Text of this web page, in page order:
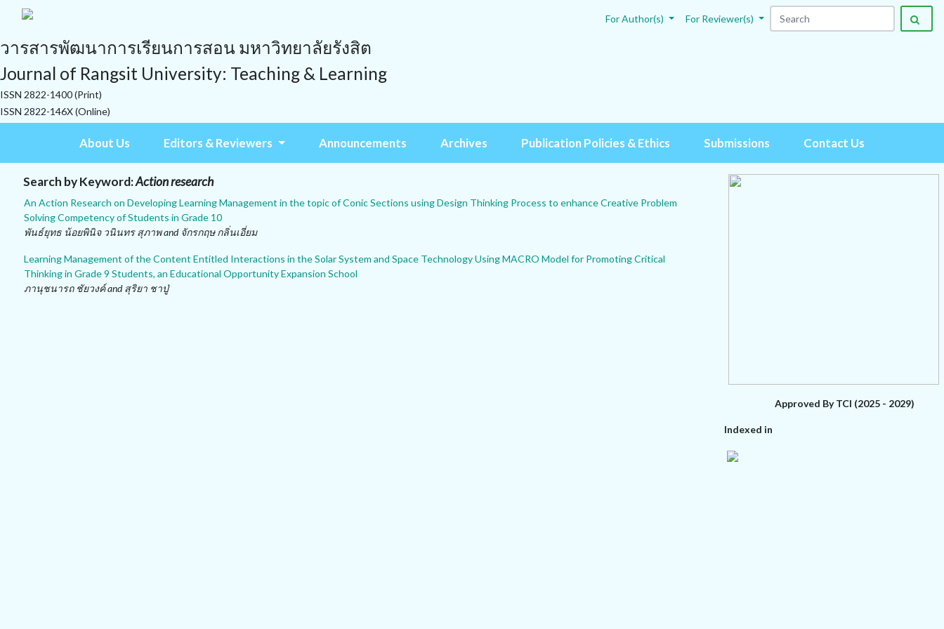
For Author(s) For Reviewer(s)
วารสารพัฒนาการเรียนการสอน มหาวิทยาลัยรังสิต
Journal of Rangsit University: Teaching & Learning
ISSN 2822-1400 (Print)
ISSN 2822-146X (Online)
About Us Editors & Reviewers Announcements Archives Publication Policies & Ethics Submissions Contact Us
Search by Keyword:Action research
An Action Research on Developing Learning Management in the topic of Conic Sections using Design Thinking Process to enhance Creative Problem
Solving Competency of Students in Grade 10
พันธ์ยุทธ น้อยพินิจ วนินทร สุภาพ and จักรกฤษ กลิ่นเอี่ยม
Learning Management of the Content Entitled Interactions in the Solar System and Space Technology Using MACRO Model for Promoting Critical
Thinking in Grade 9 Students, an Educational Opportunity Expansion School
ภานุชนารถ ชัยวงค์ and สุริยา ชาปู่
Approved By TCI (2025 - 2029)
Indexed in